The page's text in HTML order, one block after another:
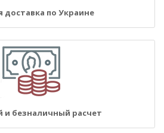
доставка по Украине
и безналичный расчет